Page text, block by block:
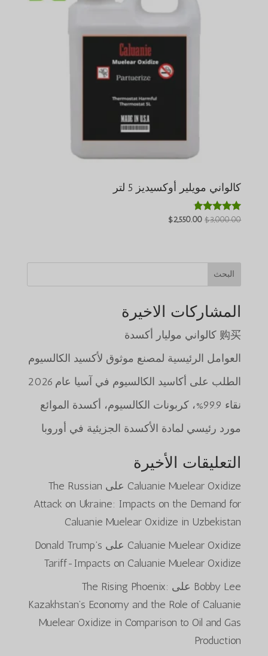
كالواني مويلير أوكسيديز 5 لتر
تم التقييم
$3,000.00
السعر
$3,000.00.
$2,550.00 السعر
$2,550.00.
البحث
المشاركات الاخيرة
购买 كالواني موليار أكسدة
العوامل الرئيسية لمصنع موثوق لأكسيد الكالسيوم
الطلب على أكاسيد الكالسيوم في آسيا عام 2026
نقاء 99.9%، كربونات الكالسيوم، أكسدة الموائع
مورد رئيسي لمادة الأكسدة الجزيئية في أوروبا
التعليقات الأخيرة
Caluanie Muelear Oxidize على The Russian
Attack on Ukraine: Impacts on the Demand for
Caluanie Muelear Oxidize in Uzbekistan
Caluanie Muelear Oxidize على Donald Trump’s
Tariff-Impacts on Caluanie Muelear Oxidize
Bobby Lee على The Rising Phoenix:
Kazakhstan’s Economy and the Role of Caluanie
Muelear Oxidize in Comparison to Oil and Gas
Production